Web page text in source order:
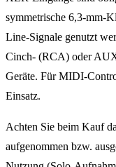
symmetrische 6,3-mm-
Line-Signale genutzt
Cinch- (RCA) oder
Geräte. Für MIDI-
Einsatz.
Achten Sie beim Kauf
aufgenommen bzw.